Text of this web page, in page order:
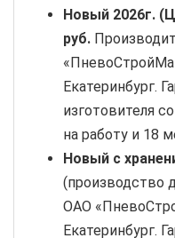
Новый 2026г.
руб.
Екатеринбург.
изготовителя
на работу и 18
Новый с
(производство
ОАО
Екатеринбург.